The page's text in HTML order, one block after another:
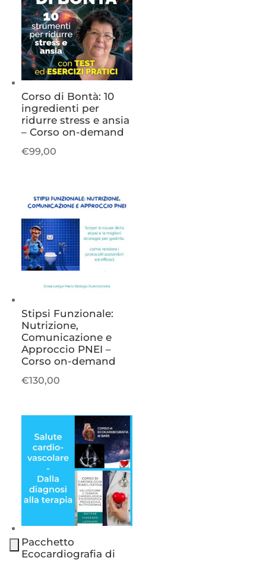
Corso di Bontà: 10
ingredienti per
ridurre stress e ansia
– Corso on-demand
€99,00
Stipsi Funzionale:
Nutrizione,
Comunicazione e
Approccio PNEI –
Corso on-demand
€130,00
Pacchetto
Ecocardiografia di